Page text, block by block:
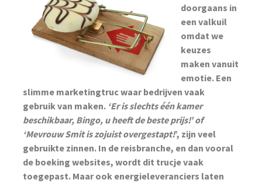
doorgaans in
een valkuil
omdat we
keuzes
maken vanuit
emotie. Een
slimme marketingtruc waar bedrijven vaak
gebruik van maken. ‘Er is slechts één kamer
beschikbaar, Bingo, u heeft de beste prijs!’ of
‘Mevrouw Smit is zojuist overgestapt!’, zijn veel
gebruikte zinnen. In de reisbranche, en dan vooral
de boeking websites, wordt dit trucje vaak
toegepast. Maar ook energieleveranciers laten